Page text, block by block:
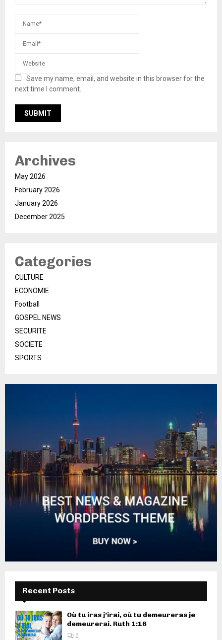
Save my name, email, and website in this browser for the
next time I comment.
Archives
May 2026
February 2026
January 2026
December 2025
Categories
CULTURE
ECONOMIE
Football
GOSPEL NEWS
SECURITE
SOCIETE
SPORTS
Recent Posts
Où tu iras j’irai, où tu demeureras je
demeurerai. Ruth 1:16
0